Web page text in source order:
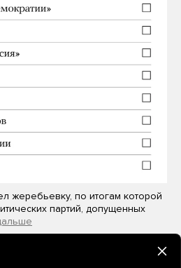
жеребьевку, по итогам которой
партий, допущенных